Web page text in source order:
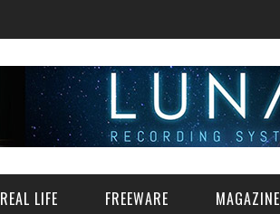
REAL LIFE FREEWARE MAGAZINE